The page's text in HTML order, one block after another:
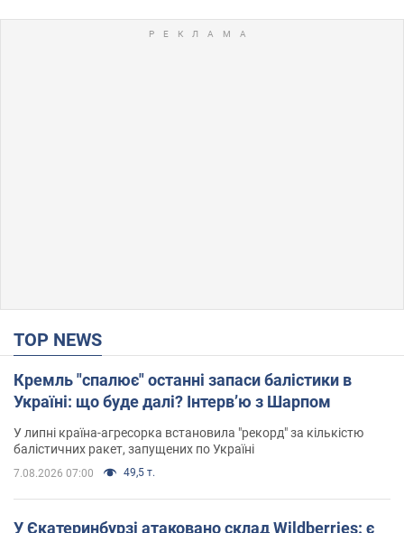
TOP NEWS
Кремль "спалює" останні запаси балістики в
Україні: що буде далі? Інтерв’ю з Шарпом
У липні країна-агресорка встановила "рекорд" за кількістю
балістичних ракет, запущених по Україні
7.08.2026 07:00 49,5 т.
У Єкатеринбурзі атаковано склад Wildberries: є